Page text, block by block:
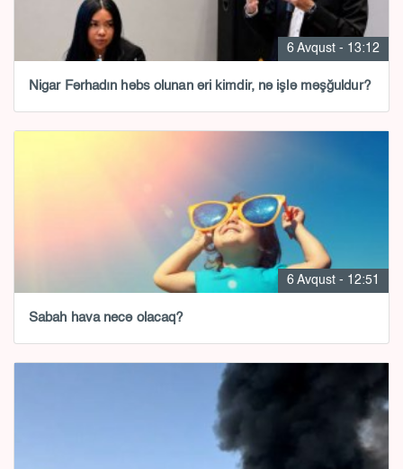
6 Avqust - 13:12
Nigar Fərhadın həbs olunan əri kimdir, nə işlə məşğuldur?
6 Avqust - 12:51
Sabah hava necə olacaq?